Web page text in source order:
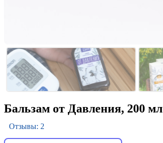
Бальзам от Давления, 200 мл
Отзывы: 2